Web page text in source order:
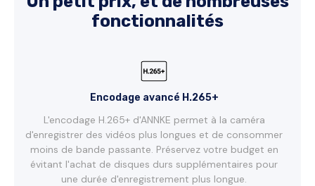
fonctionnalités
Encodage avancé H.265+
L'encodage H.265+ d'ANNKE permet à la caméra
d'enregistrer des vidéos plus longues et de consommer
moins de bande passante. Préservez votre budget en
évitant l'achat de disques durs supplémentaires pour
une durée d'enregistrement plus longue.